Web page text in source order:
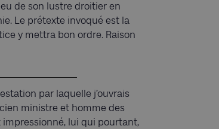
de son lustre droitier en
Le prétexte invoqué est la
y mettra bon ordre. Raison
par laquelle j’ouvrais
ministre et homme des
impressionné, lui qui pourtant,